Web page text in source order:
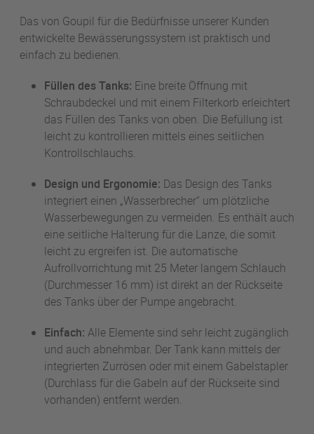
Das von Goupil für die Bedürfnisse unserer Kunden
entwickelte Bewässerungssystem ist praktisch und
einfach zu bedienen.
Füllen des Tanks: Eine breite Öffnung mit
Schraubdeckel und mit einem Filterkorb erleichtert
das Füllen des Tanks von oben. Die Befüllung ist
leicht zu kontrollieren mittels eines seitlichen
Kontrollschlauchs.
Design und Ergonomie: Das Design des Tanks
integriert einen „Wasserbrecher“ um plötzliche
Wasserbewegungen zu vermeiden. Es enthält auch
eine seitliche Halterung für die Lanze, die somit
leicht zu ergreifen ist. Die automatische
Aufrollvorrichtung mit 25 Meter langem Schlauch
(Durchmesser 16 mm) ist direkt an der Rückseite
des Tanks über der Pumpe angebracht.
Einfach: Alle Elemente sind sehr leicht zugänglich
und auch abnehmbar. Der Tank kann mittels der
integrierten Zurrösen oder mit einem Gabelstapler
(Durchlass für die Gabeln auf der Rückseite sind
vorhanden) entfernt werden.